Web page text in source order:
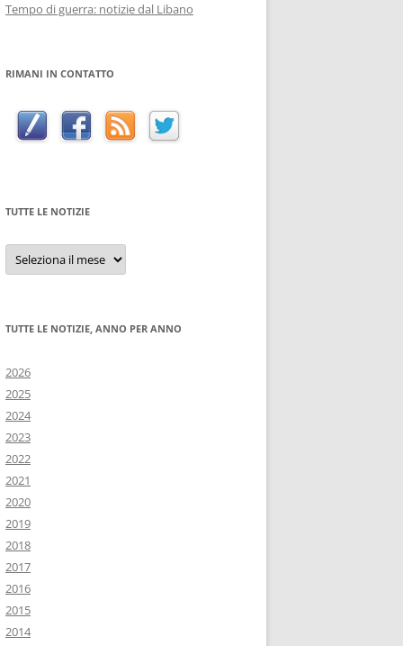
Tempo di guerra: notizie dal Libano
RIMANI IN CONTATTO
TUTTE LE NOTIZIE
Tutte
notizie
TUTTE LE NOTIZIE, ANNO PER ANNO
2026
2025
2024
2023
2022
2021
2020
2019
2018
2017
2016
2015
2014